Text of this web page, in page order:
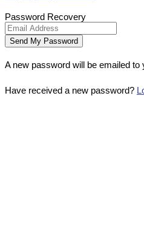
Password Recovery
A new password will be emailed to
Have received a new password?